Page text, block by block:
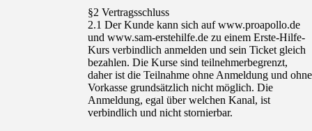
§2 Vertragsschluss
2.1 Der Kunde kann sich auf www.proapollo.de
und www.sam-erstehilfe.de zu einem Erste-Hilfe-
Kurs verbindlich anmelden und sein Ticket gleich
bezahlen. Die Kurse sind teilnehmerbegrenzt,
daher ist die Teilnahme ohne Anmeldung und ohne
Vorkasse grundsätzlich nicht möglich. Die
Anmeldung, egal über welchen Kanal, ist
verbindlich und nicht stornierbar.